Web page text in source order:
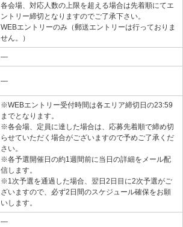
各会場、対応人数の上限を超える場合は先着順にてエ
ントリー締切となりますのでご了承下さい。
WEBエントリーのみ（郵送エントリーは行っておりま
せん。）
―
―
※WEBエントリー受付時間は各エリア締切日の23:59
までとなります。
※各会場、定員に達した場合は、応募先着順で締め切
らせていただく場合がございますので予めご了承くだ
さい。
※各予選開催日の約1週間前に当日の詳細をメール配
信します。
※1次予選を通過した場合、翌日2日目に2次予選がご
ざいますので、必ず2日間のスケジュール確保をお願
いします。
―